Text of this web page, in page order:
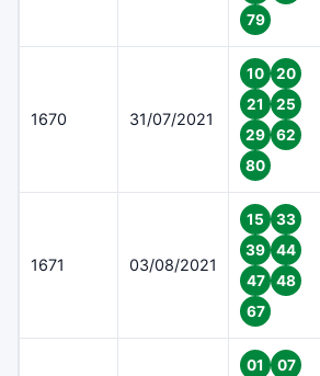
79
1670 31/07/2021
10
20
21
25
29
62
80
1671 03/08/2021
15
33
39
44
47
48
67
01
07